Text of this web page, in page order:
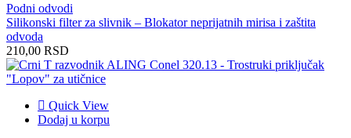
Podni odvodi
Silikonski filter za slivnik – Blokator neprijatnih mirisa i zaštita
odvoda
210,00 RSD
Quick View
Dodaj u korpu